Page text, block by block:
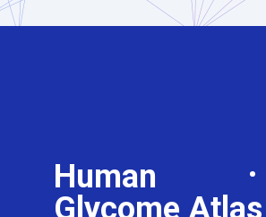
Human
Glycome Atlas